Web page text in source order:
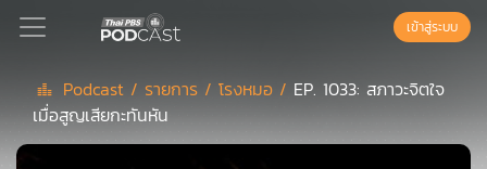
Podcast
เข้าสู่ระบบ
Podcast / รายการ /โรงหมอ / EP. 1033: สภาวะจิตใจ
เมื่อสูญเสียกะทันหัน